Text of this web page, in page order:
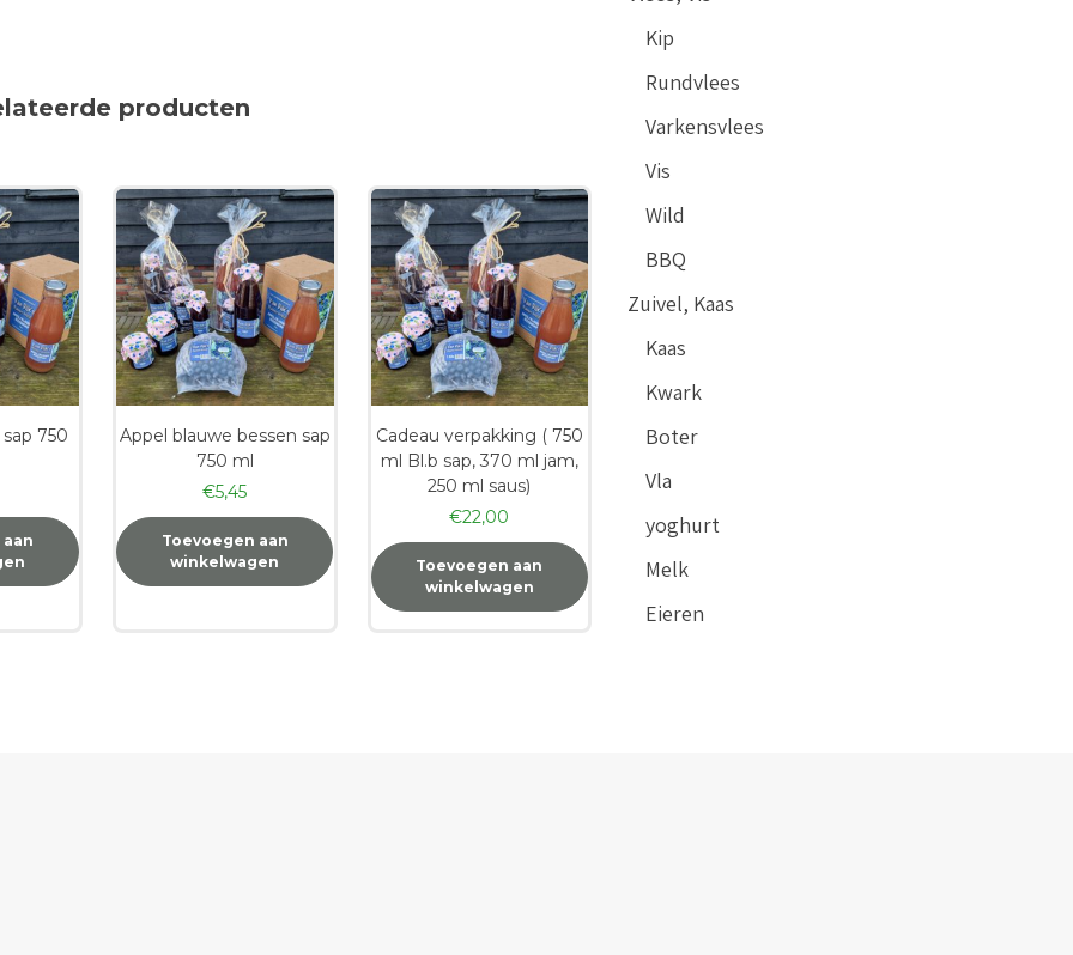
producten
750
Appel blauwe bessen sap
750 ml
€5,45
Toevoegen aan
winkelwagen
Cadeau verpakking ( 750
ml Bl.b sap, 370 ml jam,
250 ml saus)
€22,00
Toevoegen aan
winkelwagen
Kip
Rundvlees
Varkensvlees
Vis
Wild
BBQ
Zuivel, Kaas
Kaas
Kwark
Boter
Vla
yoghurt
Melk
Eieren